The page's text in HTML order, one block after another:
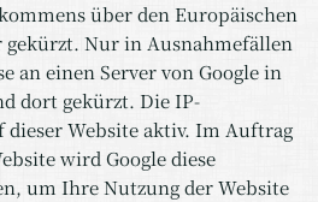
über den Europäischen
Nur in Ausnahmefällen
an einen Server von Google in
dort gekürzt. Die IP-
Website aktiv. Im Auftrag
wird Google diese
um Ihre Nutzung der Website